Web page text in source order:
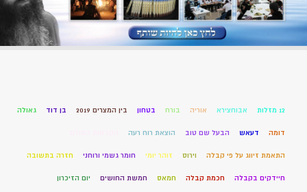
12 מזלות אבוחצירא אוריה בורח בטחון בין המצרים 2019 בן דוד גאולה
דומה דעאש הבעל שם טוב הוצאת רוח רעה
התאמת זיווג על פי קבלה וירוס זוהר יומי חומר גשמי ורוחני חזרה בתשובה
חיידקים בקבלה חכמת קבלה חמאס חמשת החושים יום הזיכרון